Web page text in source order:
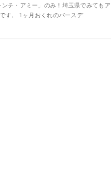
ンチ・アミー」のみ！埼玉県でみても
す。 1ヶ月おくれのバースデ...